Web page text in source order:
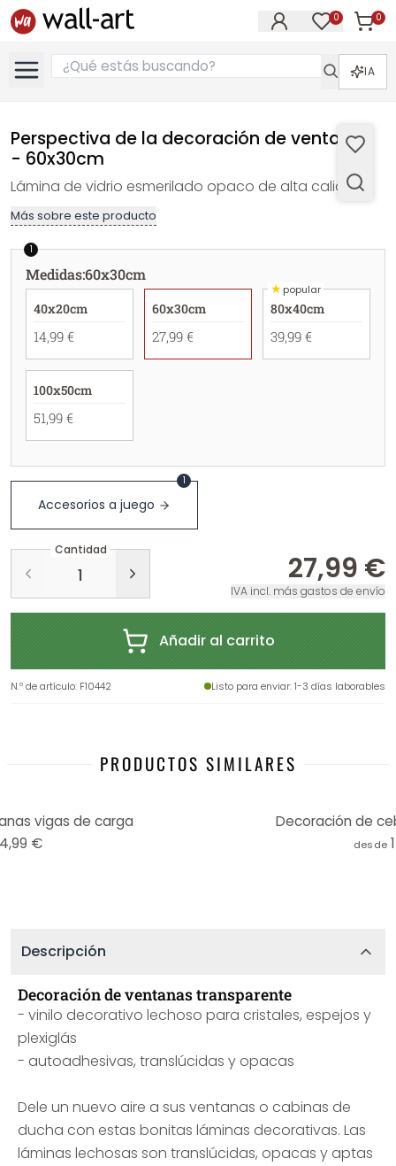
0 0
IA
Perspectiva de la decoración de ventanas
- 60x30cm
Lámina de vidrio esmerilado opaco de alta calidad.
Más sobre este producto
1
Medidas:60x30cm
40x20cm
14,99 €
60x30cm
27,99 €
★popular
80x40cm
39,99 €
100x50cm
51,99 €
Accesorios a juego
1
Cantidad
27,99 €
IVA incl. más gastos de envío
Añadir al carrito
N.º de artículo: F10442 Listo para enviar: 1-3 días laborables
PRODUCTOS SIMILARES
vigas de carga
€
Decoración de
desde
Descripción
Decoración de ventanas transparente
- vinilo decorativo lechoso para cristales, espejos y
plexiglás
- autoadhesivas, translúcidas y opacas
Dele un nuevo aire a sus ventanas o cabinas de
ducha con estas bonitas láminas decorativas. Las
láminas lechosas son translúcidas, opacas y aptas